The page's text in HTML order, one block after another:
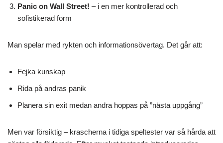
Panic on Wall Street! – i en mer kontrollerad och
sofistikerad form
Man spelar med rykten och informationsövertag. Det går att:
Fejka kunskap
Rida på andras panik
Planera sin exit medan andra hoppas på ”nästa uppgång”
Men var försiktig – krascherna i tidiga speltester var så hårda att